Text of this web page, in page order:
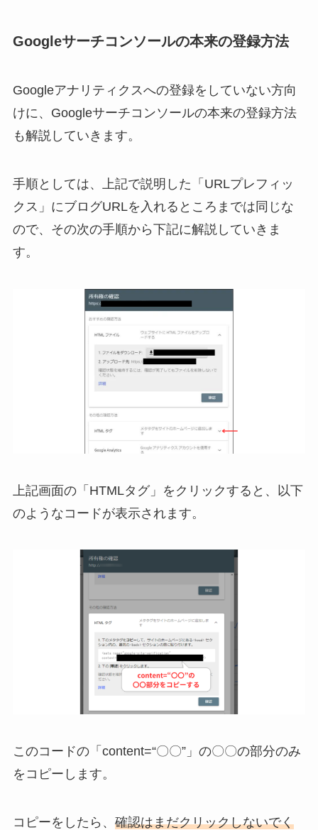
Googleサーチコンソールの本来の登録方法
Googleアナリティクスへの登録をしていない方向
けに、Googleサーチコンソールの本来の登録方法
も解説していきます。
手順としては、上記で説明した「URLプレフィッ
クス」にブログURLを入れるところまでは同じな
ので、その次の手順から下記に解説していきま
す。
上記画面の「HTMLタグ」をクリックすると、以下
のようなコードが表示されます。
このコードの「content=“〇〇”」の〇〇の部分のみ
をコピーします。
コピーをしたら、 確認はまだクリックしないでく